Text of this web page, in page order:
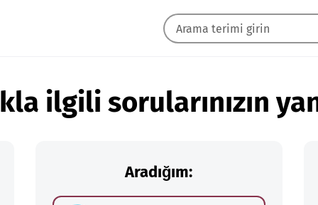
ilgili sorularınızın
Aradığım: